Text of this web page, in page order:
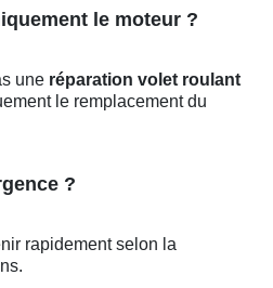
le moteur ?
une réparation volet roulant
le remplacement du
?
rapidement selon la